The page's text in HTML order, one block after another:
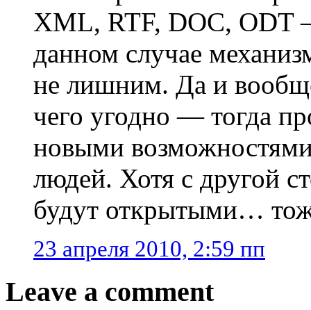
XML, RTF, DOC, ODT
данном случае
не лишним. Да и
чего угодно — тогда
новыми
людей. Хотя с другой
будут открытыми…
23 апреля 2010, 2:59 пп
Leave a comment